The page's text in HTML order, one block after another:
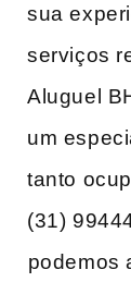
sua
serviços
Aluguel
um
tanto
(31)
⁣podemos